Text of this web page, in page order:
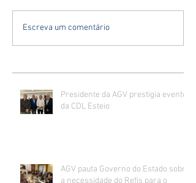
Escreva um comentário
Presidente da AGV prestigia evento
da CDL Esteio
AGV pauta Governo do Estado sobre
a necessidade do Refis para o